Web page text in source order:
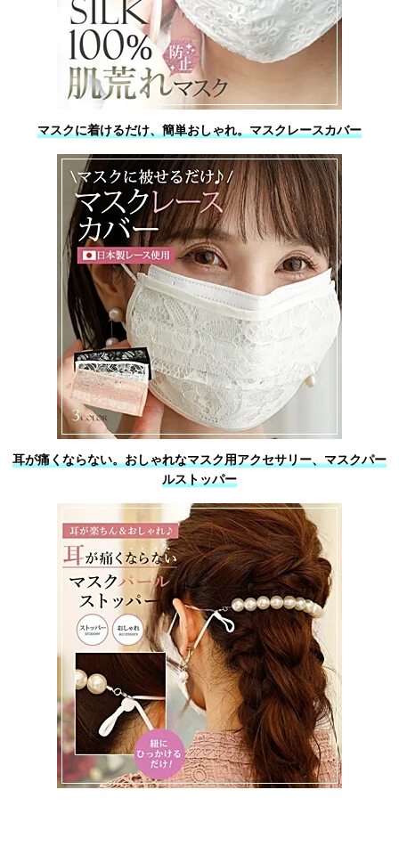
マスクに着けるだけ、簡単おしゃれ。マスクレースカバー
耳が痛くならない。おしゃれなマスク用アクセサリー、マスクパー
ルストッパー